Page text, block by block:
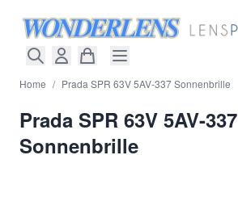
Home / Prada SPR 63V 5AV-337 Sonnenbrille
Prada SPR 63V 5AV-337
Sonnenbrille